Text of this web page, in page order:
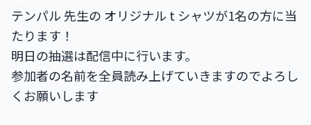
テンパル 先生の オリジナル t シャツが1名の方に当
たります！
明日の抽選は配信中に行います。
参加者の名前を全員読み上げていきますのでよろし
くお願いします